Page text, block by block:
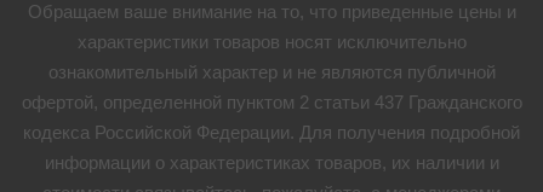
Обращаем ваше внимание на то, что приведенные цены и
характеристики товaров носят исключительно
ознакомительный характер и не являются публичной
офертой, определенной пунктом 2 статьи 437 Гражданского
кодекса Российской Федерации. Для получения подробной
информации о характеристиках товaров, их наличии и